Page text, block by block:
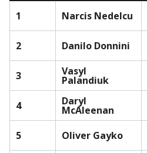
1 Narcis Nedelcu
2
Danilo Donnini
3
Vasyl
Palandiuk
4
Daryl
McAleenan
5
Oliver Gayko